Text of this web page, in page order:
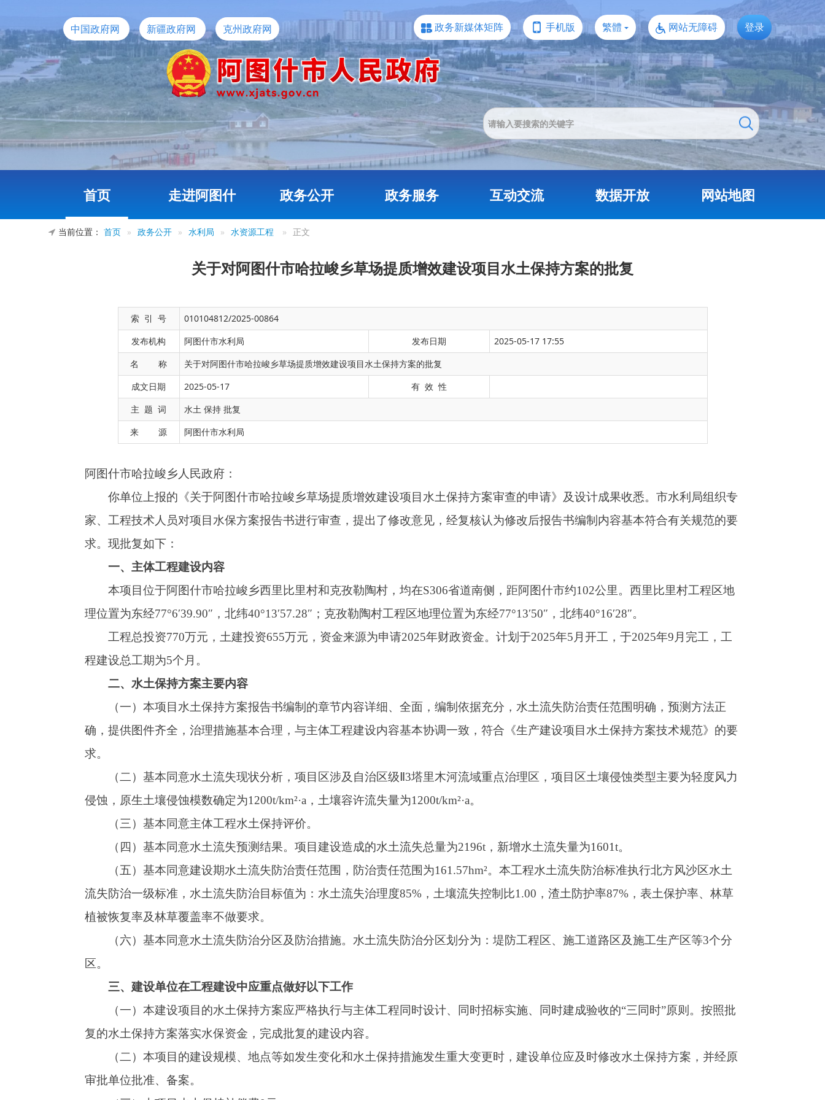
中国政府网 新疆政府网 克州政府网 政务新媒体矩阵 手机版 繁體 网站无障碍 登录
首页 走进阿图什 政务公开 政务服务 互动交流 数据开放 网站地图
当前位置： 首页 » 政务公开 » 水利局 » 水资源工程 » 正文
关于对阿图什市哈拉峻乡草场提质增效建设项目水土保持方案的批复
索 引 号
010104812/2025-00864
发布机构
阿图什市水利局 发布日期
2025-05-17 17:55
名 称
关于对阿图什市哈拉峻乡草场提质增效建设项目水土保持方案的批复
成文日期
2025-05-17
有 效 性
主 题 词
水土 保持 批复
来 源
阿图什市水利局
阿图什市哈拉峻乡人民政府：
你单位上报的《关于阿图什市哈拉峻乡草场提质增效建设项目水土保持方案审查的申请》及设计成果收悉。市水利局组织专
家、工程技术人员对项目水保方案报告书进行审查，提出了修改意见，经复核认为修改后报告书编制内容基本符合有关规范的要
一、主体工程建设内容
本项目位于阿图什市哈拉峻乡西里比里村和克孜勒陶村，均在S306省道南侧，距阿图什市约102公里。西里比里村工程区地
程建设总工期为5个月。
二、水土保持方案主要内容
（一）本项目水土保持方案报告书编制的章节内容详细、全面，编制依据充分，水土流失防治责任范围明确，预测方法正
确，提供图件齐全，治理措施基本合理，与主体工程建设内容基本协调一致，符合《生产建设项目水土保持方案技术规范》的要
侵蚀，原生土壤侵蚀模数确定为1200t/km²·a，土壤容许流失量为1200t/km²·a。
（三）基本同意主体工程水土保持评价。
（四）基本同意水土流失预测结果。项目建设造成的水土流失总量为2196t，新增水土流失量为1601t。
（五）基本同意建设期水土流失防治责任范围，防治责任范围为161.57hm²。本工程水土流失防治标准执行北方风沙区水土
（六）基本同意水土流失防治分区及防治措施。水土流失防治分区划分为：堤防工程区、施工道路区及施工生产区等3个分
区。
三、建设单位在工程建设中应重点做好以下工作
（一）本建设项目的水土保持方案应严格执行与主体工程同时设计、同时招标实施、同时建成验收的“三同时”原则。按照批
审批单位批准、备案。
（三）本项目水土保持补偿费0元。
（四）根据
《中华人民共和国水土保持法》建设单位应及时开展水土保持监测工作。
（五）各类施工活动要严格控制在用地范围内，禁止随意占压、扰动和破坏地表；施工过程中产生的土方要及时清运至指定
地点堆放并进行防护，严禁随意倾倒；施工结束后对施工场地进行清理平整和地表恢复；切实加强施工组织管理和临时防护、严
（六）项目业主应安排专人负责水土保持工程档案资料的收集和整理等工作。
（七）开工后每个月月底向阿图什市水利局上报水土保持方案落实情况，并接受
阿图什市水利局